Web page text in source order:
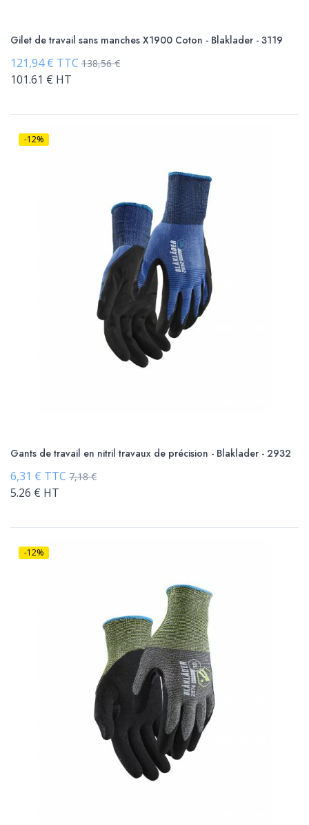
Gilet de travail sans manches X1900 Coton - Blaklader - 3119
121,94 € TTC 138,56 €
101.61 € HT
-12%
Gants de travail en nitril travaux de précision - Blaklader - 2932
6,31 € TTC 7,18 €
5.26 € HT
-12%